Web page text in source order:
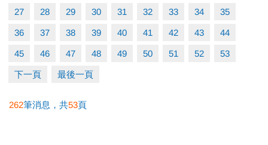
27 28 29 30 31 32 33 34 35
36 37 38 39 40 41 42 43 44
45 46 47 48 49 50 51 52 53
下一頁 最後一頁
262筆消息，共53頁